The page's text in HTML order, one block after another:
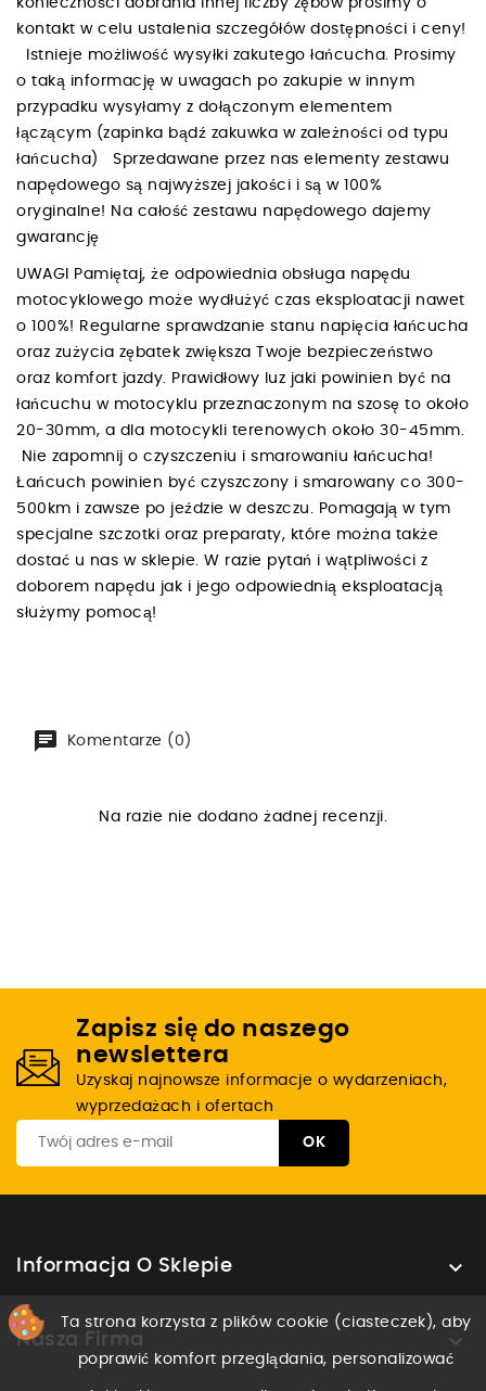
kontakt w celu ustalenia szczegółów dostępności i ceny!
Istnieje możliwość wysyłki zakutego łańcucha. Prosimy
o taką informację w uwagach po zakupie w innym
przypadku wysyłamy z dołączonym elementem
łączącym (zapinka bądź zakuwka w zależności od typu
łańcucha) Sprzedawane przez nas elementy zestawu
napędowego są najwyższej jakości i są w 100%
oryginalne! Na całość zestawu napędowego dajemy
gwarancję
UWAGI Pamiętaj, że odpowiednia obsługa napędu
motocyklowego może wydłużyć czas eksploatacji nawet
o 100%! Regularne sprawdzanie stanu napięcia łańcucha
oraz zużycia zębatek zwiększa Twoje bezpieczeństwo
oraz komfort jazdy. Prawidłowy luz jaki powinien być na
łańcuchu w motocyklu przeznaczonym na szosę to około
20-30mm, a dla motocykli terenowych około 30-45mm.
Nie zapomnij o czyszczeniu i smarowaniu łańcucha!
Łańcuch powinien być czyszczony i smarowany co 300-
500km i zawsze po jeździe w deszczu. Pomagają w tym
specjalne szczotki oraz preparaty, które można także
dostać u nas w sklepie. W razie pytań i wątpliwości z
doborem napędu jak i jego odpowiednią eksploatacją
służymy pomocą!
Komentarze (0)
Na razie nie dodano żadnej recenzji.
Zapisz się do naszego
newslettera
Uzyskaj najnowsze informacje o wydarzeniach,
wyprzedażach i ofertach
Informacja O Sklepie 
Nasza Firma 
Ta strona korzysta z plików cookie (ciasteczek), aby
poprawić komfort przeglądania, personalizować